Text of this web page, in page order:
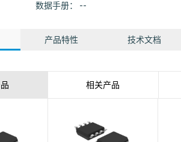
数据手册： --
产品特性 技术文档
相关产品